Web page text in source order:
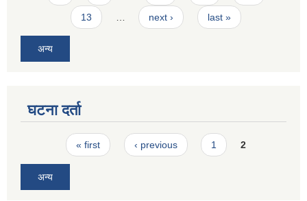
13 next › last »
अन्य
घटना दर्ता
Pages« first ‹ previous 1 2
अन्य